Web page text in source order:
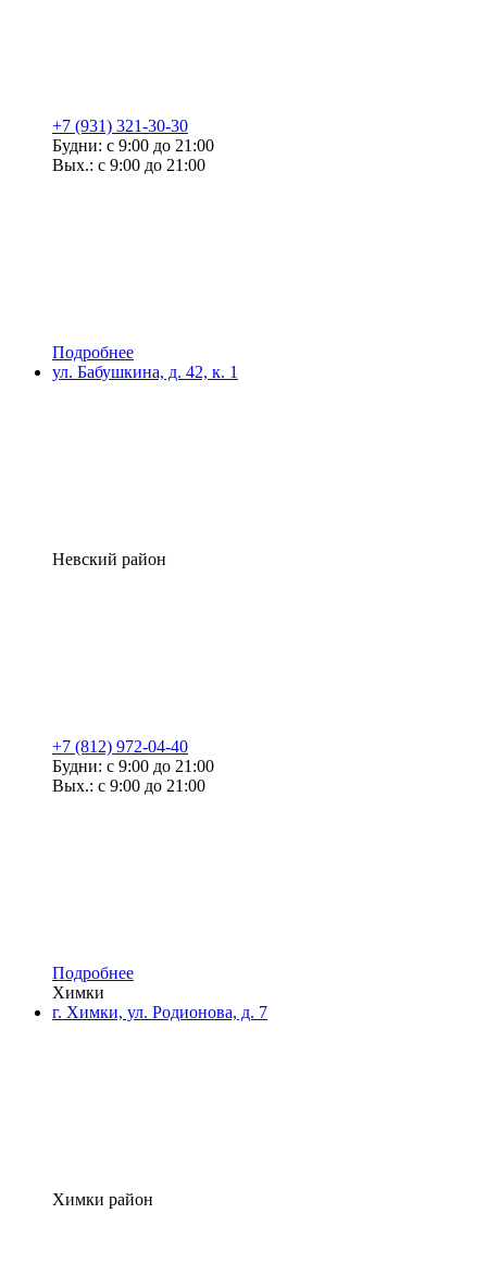
+7 (931) 321-30-30
Будни: с 9:00 до 21:00
Вых.: с 9:00 до 21:00
Подробнее
ул. Бабушкина, д. 42, к. 1
Невский район
+7 (812) 972-04-40
Будни: с 9:00 до 21:00
Вых.: с 9:00 до 21:00
Подробнее
Химки
г. Химки, ул. Родионова, д. 7
Химки район